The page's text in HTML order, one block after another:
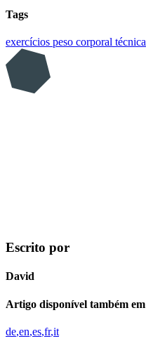
Tags
exercícios peso corporal técnica
Escrito por
David
Artigo disponível também em
de en es fr it